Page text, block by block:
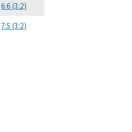
6:6 (3:2)
7:5 (3:2)